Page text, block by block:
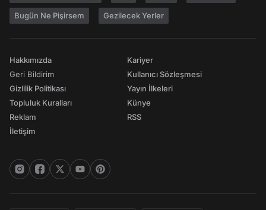
Bugün Ne Pişirsem Gezilecek Yerler
Hakkımızda
Geri Bildirim
Gizlilik Politikası
Topluluk Kuralları
Reklam
İletişim
Kariyer
Kullanıcı Sözleşmesi
Yayın İlkeleri
Künye
RSS